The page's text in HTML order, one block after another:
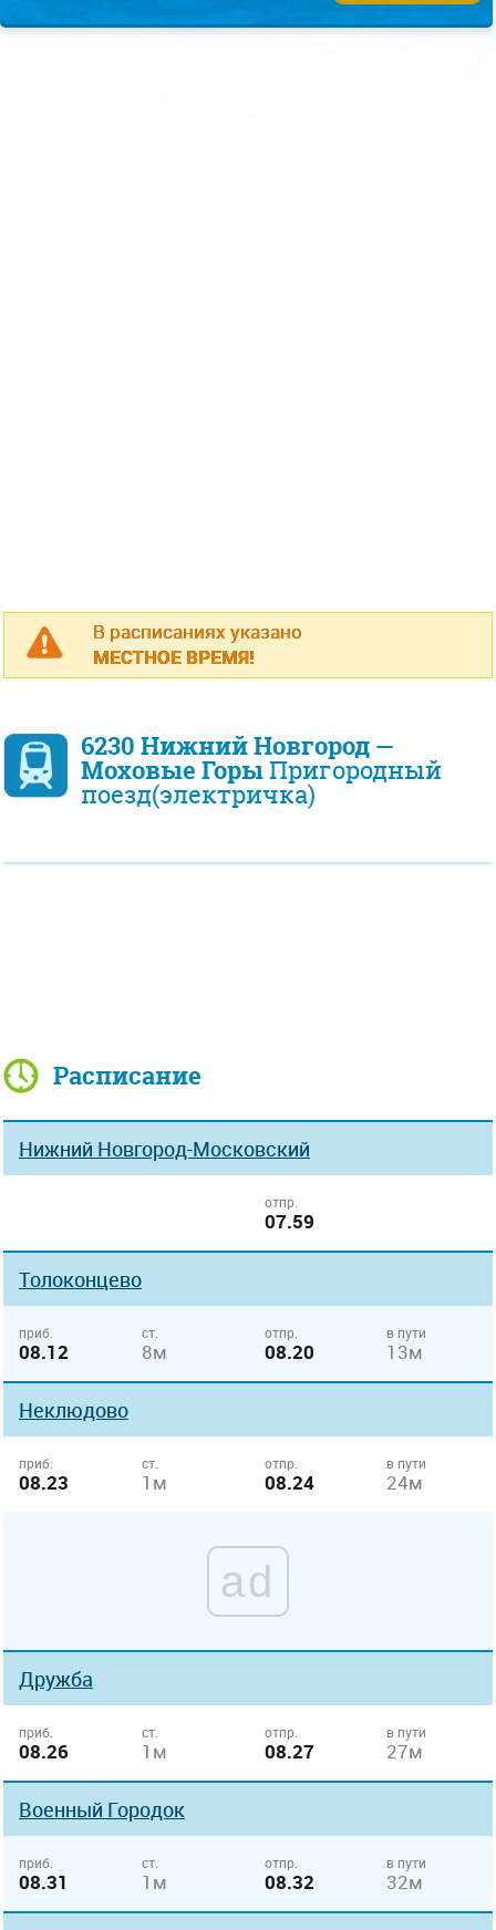
В расписаниях указано
МЕСТНОЕ ВРЕМЯ!
6230 Нижний Новгород —
Моховые ГорыПригородный
поезд(электричка)
Расписание
Нижний Новгород-Московский
отпр.
07.59
Толоконцево
приб.
08.12
ст.
8м
отпр.
08.20
в пути
13м
Неклюдово
приб.
08.23
ст.
1м
отпр.
08.24
в пути
24м
ad
Дружба
приб.
08.26
ст.
1м
отпр.
08.27
в пути
27м
Военный Городок
приб.
08.31
ст.
1м
отпр.
08.32
в пути
32м